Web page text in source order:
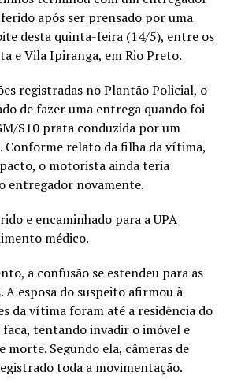
ferido após ser prensado por uma
desta quinta-feira (14/5), entre os
e Vila Ipiranga, em Rio Preto.
registradas no Plantão Policial, o
de fazer uma entrega quando foi
S10 prata conduzida por um
Conforme relato da filha da vítima,
o motorista ainda teria
entregador novamente.
e encaminhado para a UPA
médico.
a confusão se estendeu para as
esposa do suspeito afirmou à
da vítima foram até a residência do
faca, tentando invadir o imóvel e
morte. Segundo ela, câmeras de
toda a movimentação.